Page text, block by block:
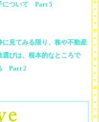
について Part 5
見てみる限り、株や不動産
びは、根本的なところで
Part 2